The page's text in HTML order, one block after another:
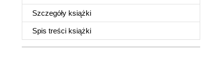
Szczegóły książki
Spis treści książki